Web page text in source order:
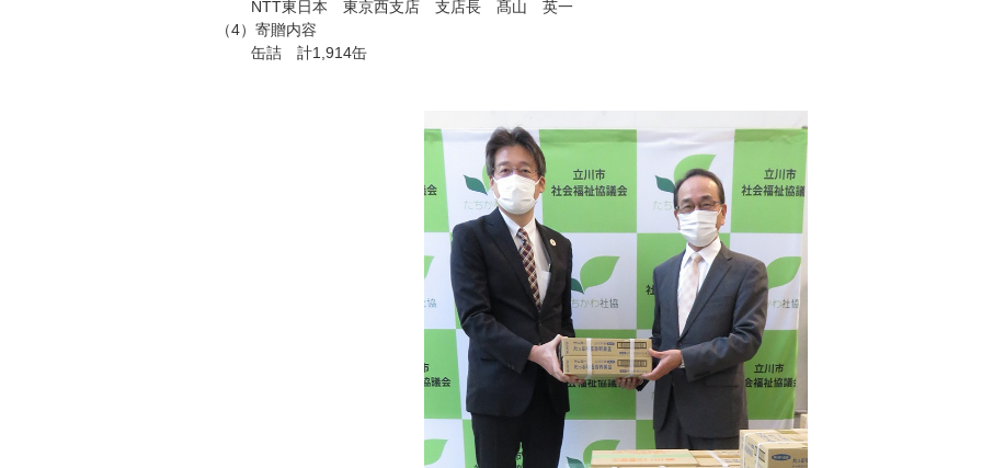
NTT東日本 東京西支店 支店長 髙山 英一
（4）寄贈内容
缶詰 計1,914缶